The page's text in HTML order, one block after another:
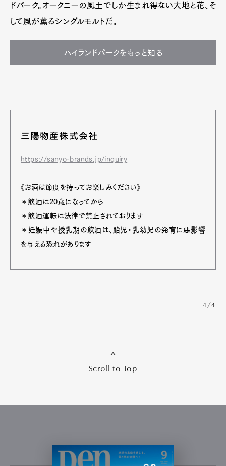
ドパーク。オークニーの風土でしか生まれ得ない大地と花、そ
して風が薫るシングルモルトだ。
ハイランドパークをもっと知る
三陽物産株式会社
https://sanyo-brands.jp/inquiry
《お酒は節度を持ってお楽しみください》
＊飲酒は20歳になってから
＊飲酒運転は法律で禁止されております
＊妊娠中や授乳期の飲酒は、胎児・乳幼児の発育に悪影響
を与える恐れがあります
4/4
Scroll to Top